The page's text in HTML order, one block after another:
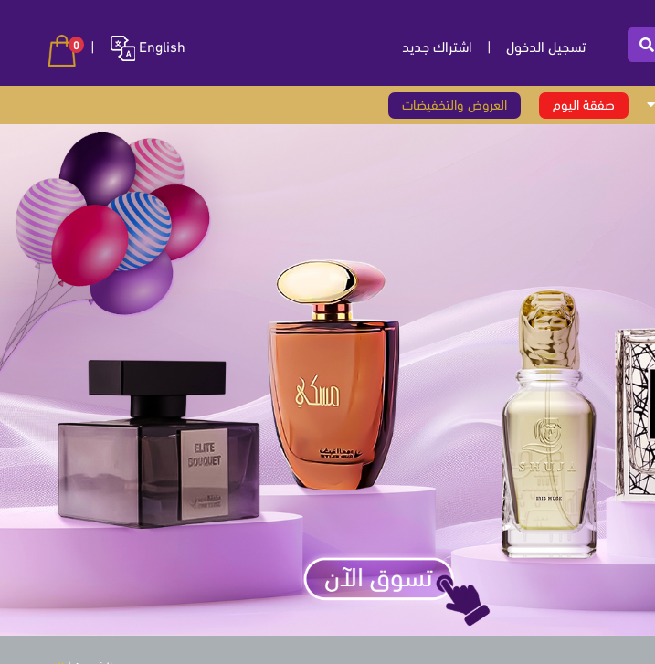
تسجيل الدخول | اشتراك جديد English
|
0
صفقة اليوم العروض والتخفيضات